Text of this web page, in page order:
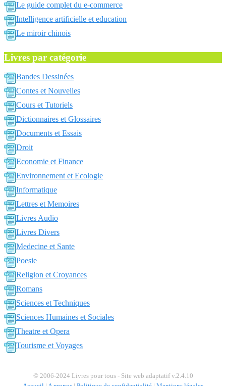
Le guide complet du e-commerce
Intelligence artificielle et education
Le miroir chinois
Livres par catégorie
Bandes Dessinées
Contes et Nouvelles
Cours et Tutoriels
Dictionnaires et Glossaires
Documents et Essais
Droit
Economie et Finance
Environnement et Ecologie
Informatique
Lettres et Memoires
Livres Audio
Livres Divers
Medecine et Sante
Poesie
Religion et Croyances
Romans
Sciences et Techniques
Sciences Humaines et Sociales
Theatre et Opera
Tourisme et Voyages
© 2006-2024 Livres pour tous - Site web adaptatif v.2.4.10